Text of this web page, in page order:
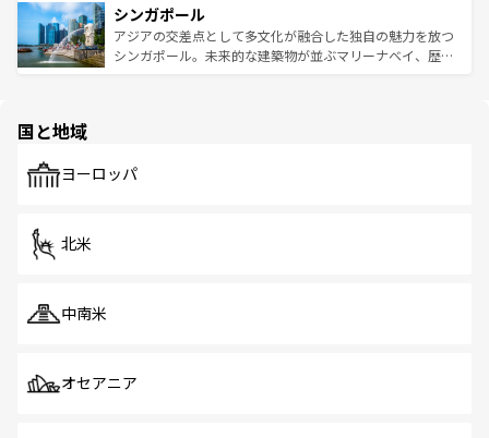
参照してほしい。
激する。気候は一年中温暖で、どの季節にも異なる楽しみ
が待っている。親しみやすいタイの人々、仏教を中心とし
た文化、そして多様な観光資源が、訪れる旅人を魅了し続
み、どこを訪れても感動するはず。観光スポットが密集し
ており、効率よく見どころを回れるのも魅力。息をのむよ
うな絶景から文化的な体験まで、香港を存分に楽しみ尽く
シンガポール
アジアの交差点として多文化が融合した独自の魅力を放つ
シンガポール。未来的な建築物が並ぶマリーナベイ、歴史
で、ホーカーズは地元の風情を楽しめる外せないスポット
国と地域
ヨーロッパ
北米
中南米
オセアニア